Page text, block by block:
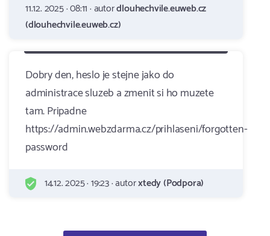
11.12. 2025 · 08:11 · autordlouhechvile.euweb.cz
(dlouhechvile.euweb.cz)
Dobry den, heslo je stejne jako do
administrace sluzeb a zmenit si ho muzete
tam. Pripadne
https://admin.webzdarma.cz/prihlaseni/forgotten-
password
14.12. 2025 · 19:23 · autorxtedy (Podpora)